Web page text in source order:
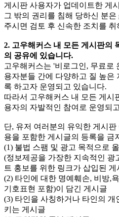
게시판 사용자가 업데이트한 게
그 밖의 권리를 침해 당하신 분은
주시면 검토 후 신속한 조치를 취
2. 고우해커스 내 모든 게시판의
의 공유에 있습니다.
고우해커스는 '비로그인, 무료로
용자분들 간에 다양하고 질 높은
록 하고자 운영되고 있습니다.
따라서 고우해커스 내 모든 게시
용자의 자발적인 참여로 운영되
단, 유저 여러분의 유익한 게시
용을 포함한 게시글의 등록을 금
(1) 불법 스팸 및 광고 목적으로
(정보제공을 가장한 지속적인 광
트 홍보를 위한 링크가 삽입된 게
(2) 타인에 대한 명예훼손, 비방,
기호표현 포함)이 담긴 게시글
(3) 타인을 사칭하거나 타인의 개
키는 게시글